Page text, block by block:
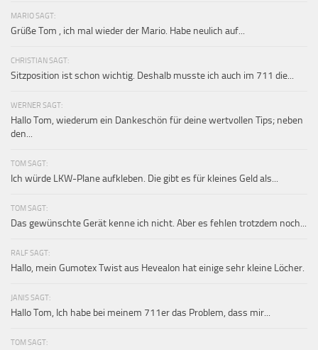
MARIO SAGT:
Grüße Tom , ich mal wieder der Mario. Habe neulich auf...
CHRISTIAN SAGT:
Sitzposition ist schon wichtig. Deshalb musste ich auch im 711 die...
WERNER SAGT:
Hallo Tom, wiederum ein Dankeschön für deine wertvollen Tips; neben
den...
TOM SAGT:
Ich würde LKW-Plane aufkleben. Die gibt es für kleines Geld als...
TOM SAGT:
Das gewünschte Gerät kenne ich nicht. Aber es fehlen trotzdem noch...
RALF SAGT:
Hallo, mein Gumotex Twist aus Hevealon hat einige sehr kleine Löcher.
JANIS SAGT:
Hallo Tom, Ich habe bei meinem 711er das Problem, dass mir...
TOM SAGT: